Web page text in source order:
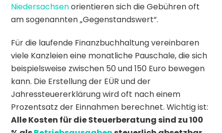
Niedersachsenorientieren sich die Gebühren oft
am sogenannten „Gegenstandswert“.
Für die laufende Finanzbuchhaltung vereinbaren
viele Kanzleien eine monatliche Pauschale, die sich
beispielsweise zwischen 50 und 150 Euro bewegen
kann. Die Erstellung der EÜR und der
Jahressteuererklärung wird oft nach einem
Prozentsatz der Einnahmen berechnet. Wichtig ist:
Alle Kosten für die Steuerberatung sind zu 100